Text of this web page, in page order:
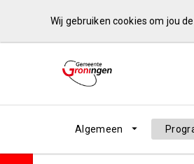
Wij gebruiken cookies om jou
Algemeen